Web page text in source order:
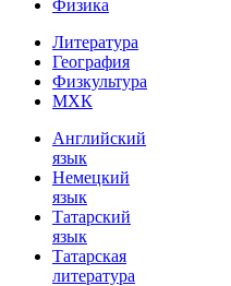
Физика
Литература
География
Физкультура
МХК
Английский
язык
Немецкий
язык
Татарский
язык
Татарская
литература